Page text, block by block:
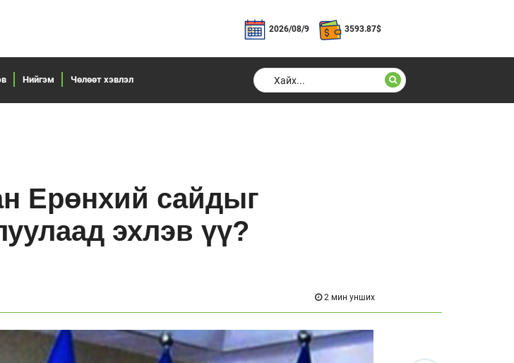
2026/08/9 3593.87$
Нийгэм Чөлөөт хэвлэл
Ерөнхий сайдыг
эхлэв үү?
2 мин унших